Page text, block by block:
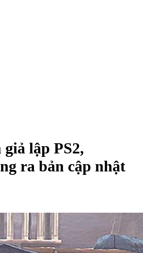
lập PS2,
ra bản cập nhật